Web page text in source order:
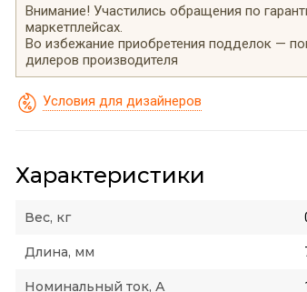
Внимание! Участились обращения по
маркетплейсах.
Во избежание приобретения подделок —
дилеров производителя
Условия для дизайнеров
Характеристики
Вес, кг
Длина, мм
Номинальный ток, А